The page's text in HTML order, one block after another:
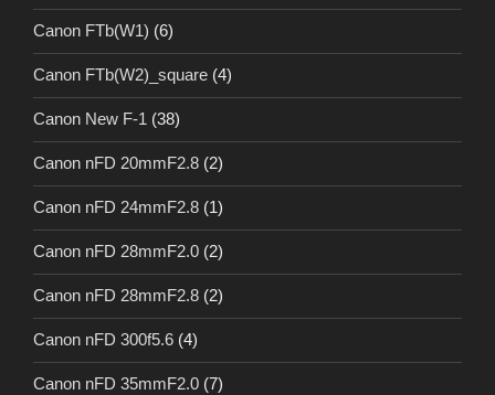
Canon FTb(W1) (6)
Canon FTb(W2)_square (4)
Canon New F-1 (38)
Canon nFD 20mmF2.8 (2)
Canon nFD 24mmF2.8 (1)
Canon nFD 28mmF2.0 (2)
Canon nFD 28mmF2.8 (2)
Canon nFD 300f5.6 (4)
Canon nFD 35mmF2.0 (7)